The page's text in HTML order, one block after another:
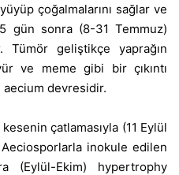
çoğalmalarını sağlar ve
gün sonra (8-31 Temmuz)
Tümör geliştikçe yaprağın
ve meme gibi bir çıkıntı
devresidir.
çatlamasıyla (11 Eylül
Aeciosporlarla inokule edilen
(Eylül-Ekim) hypertrophy